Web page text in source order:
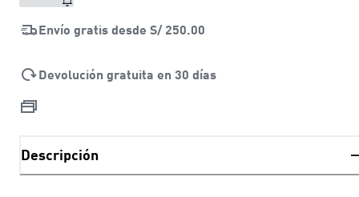
Envío gratis desde S/ 250.00
Devolución gratuita en 30 días
Descripción